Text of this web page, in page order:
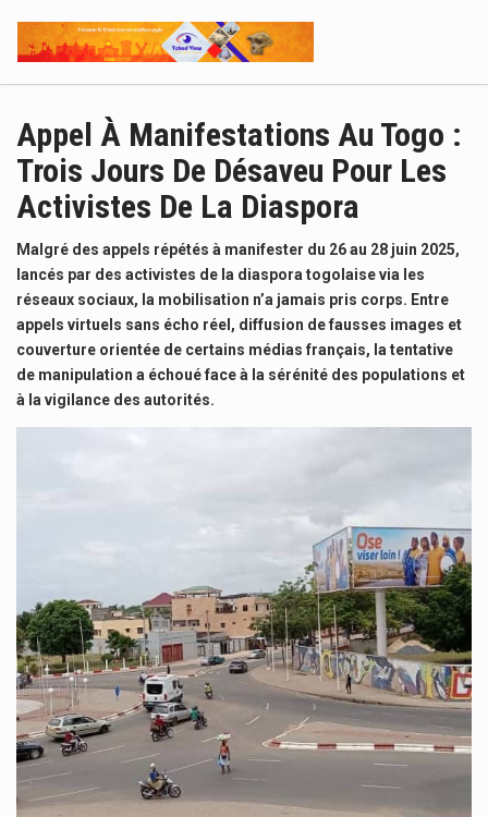
Appel À Manifestations Au Togo :
Trois Jours De Désaveu Pour Les
Activistes De La Diaspora
Malgré des appels répétés à manifester du 26 au 28 juin 2025,
lancés par des activistes de la diaspora togolaise via les
réseaux sociaux, la mobilisation n’a jamais pris corps. Entre
appels virtuels sans écho réel, diffusion de fausses images et
couverture orientée de certains médias français, la tentative
de manipulation a échoué face à la sérénité des populations et
à la vigilance des autorités.